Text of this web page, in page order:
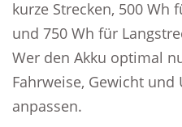
kurze Strecken, 500 Wh
und 750 Wh für
Wer den Akku optimal
Fahrweise, Gewicht
anpassen.